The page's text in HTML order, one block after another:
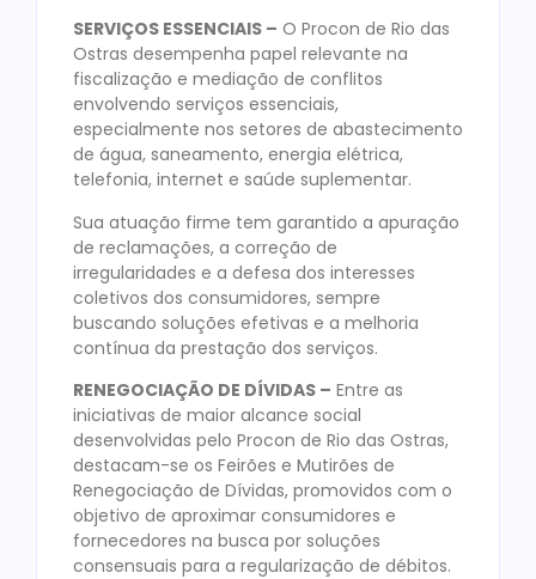
SERVIÇOS ESSENCIAIS – O Procon de Rio das
Ostras desempenha papel relevante na
fiscalização e mediação de conflitos
envolvendo serviços essenciais,
especialmente nos setores de abastecimento
de água, saneamento, energia elétrica,
telefonia, internet e saúde suplementar.
Sua atuação firme tem garantido a apuração
de reclamações, a correção de
irregularidades e a defesa dos interesses
coletivos dos consumidores, sempre
buscando soluções efetivas e a melhoria
contínua da prestação dos serviços.
RENEGOCIAÇÃO DE DÍVIDAS – Entre as
iniciativas de maior alcance social
desenvolvidas pelo Procon de Rio das Ostras,
destacam-se os Feirões e Mutirões de
Renegociação de Dívidas, promovidos com o
objetivo de aproximar consumidores e
fornecedores na busca por soluções
consensuais para a regularização de débitos.